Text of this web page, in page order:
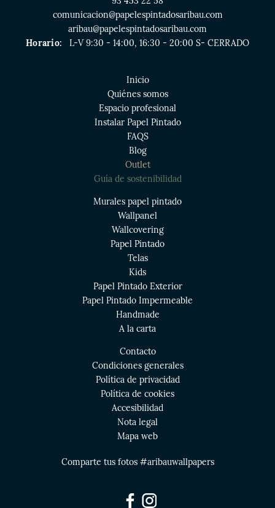
comunicacion@papelespintadosaribau.com
aribau@papelespintadosaribau.com
Horario:
L-V 9:30 - 14:00, 16:30 - 20:00 S- CERRADO
Inicio
Quiénes somos
Espacio profesional
Instalar Papel Pintado
FAQS
Blog
Outlet
Guía de sostenibilidad
Murales papel pintado
Wallpanel
Wallcovering
Papel Pintado
Telas
Kids
Papel Pintado Exterior
Papel Pintado Impermeable
Handmade
A la carta
Contacto
Condiciones generales
Política de privacidad
Política de cookies
Accesibilidad
Nota legal
Mapa web
Comparte tus fotos #aribauwallpapers